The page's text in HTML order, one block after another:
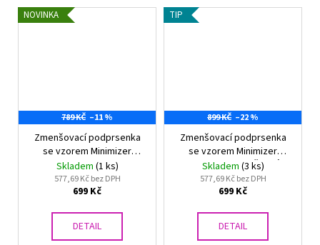
NOVINKA
789 KČ –11 %
Zmenšovací podprsenka
se vzorem Minimizer
Naturana 5363 PINK ROSE
Skladem (1 ks)
577,69 Kč bez DPH
699 Kč
DETAIL
TIP
899 KČ –22 %
Zmenšovací podprsenka
se vzorem Minimizer
Naturana 5363 TĚLOVÁ
Skladem (3 ks)
577,69 Kč bez DPH
699 Kč
DETAIL